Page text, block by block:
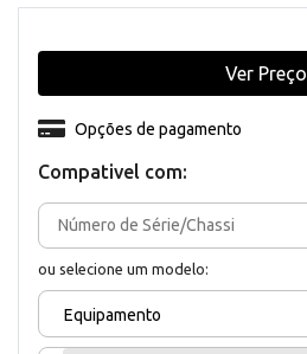
Compativel com:
ou selecione um modelo:
Equipamento
Opções de pagamento
Ver Preço